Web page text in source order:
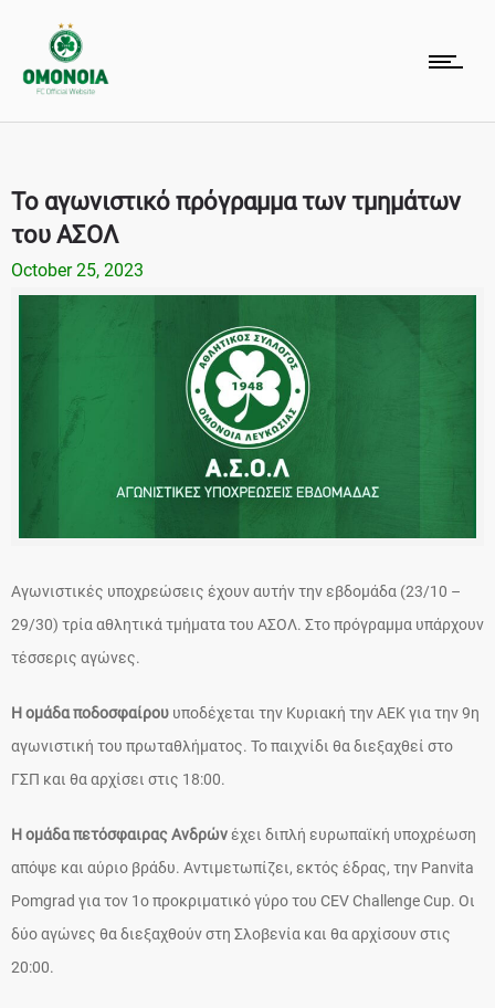
Το αγωνιστικό πρόγραμμα των τμημάτων
του ΑΣΟΛ
October 25, 2023
Αγωνιστικές υποχρεώσεις έχουν αυτήν την εβδομάδα (23/10 –
29/30) τρία αθλητικά τμήματα του ΑΣΟΛ. Στο πρόγραμμα υπάρχουν
τέσσερις αγώνες.
Η ομάδα ποδοσφαίρου υποδέχεται την Κυριακή την ΑΕΚ για την 9η
αγωνιστική του πρωταθλήματος. Το παιχνίδι θα διεξαχθεί στο
ΓΣΠ και θα αρχίσει στις 18:00.
Η ομάδα πετόσφαιρας Ανδρώνέχει διπλή ευρωπαϊκή υποχρέωση
απόψε και αύριο βράδυ. Αντιμετωπίζει, εκτός έδρας, την Panvita
Pomgrad για τον 1ο προκριματικό γύρο του CEV Challenge Cup. Οι
δύο αγώνες θα διεξαχθούν στη Σλοβενία και θα αρχίσουν στις
20:00.